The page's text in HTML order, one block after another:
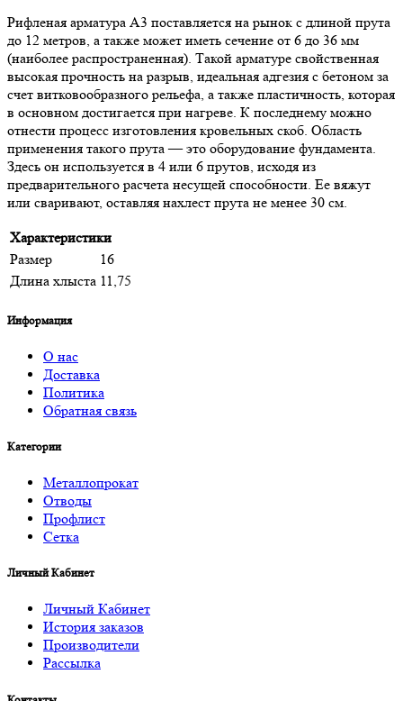
Рифленая арматура А3 поставляется на рынок с длиной прута
до 12 метров, а также может иметь сечение от 6 до 36 мм
(наиболее распространенная). Такой арматуре свойственная
высокая прочность на разрыв, идеальная адгезия с бетоном за
счет витковообразного рельефа, а также пластичность, которая
в основном достигается при нагреве. К последнему можно
отнести процесс изготовления кровельных скоб. Область
применения такого прута — это оборудование фундамента.
Здесь он используется в 4 или 6 прутов, исходя из
предварительного расчета несущей способности. Ее вяжут
или сваривают, оставляя нахлест прута не менее 30 см.
Характеристики
Размер
16
Длина хлыста 11,75
Информация
О нас
Доставка
Политика
Обратная связь
Категории
Металлопрокат
Отводы
Профлист
Сетка
Личный Кабинет
Личный Кабинет
История заказов
Производители
Рассылка